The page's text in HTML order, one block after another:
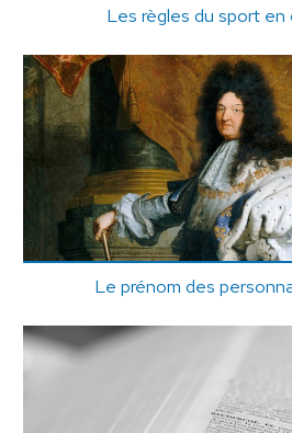
Les règles du sport
Le prénom des